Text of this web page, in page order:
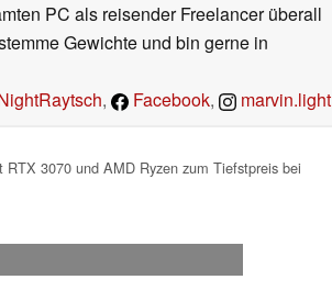
PC als reisender Freelancer überall
Gewichte und bin gerne in
, Facebook, marvin.light
3070 und AMD Ryzen zum Tiefstpreis bei